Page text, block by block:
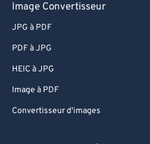
Image Convertisseur
JPG à PDF
PDF à JPG
HEIC à JPG
Image à PDF
Convertisseur d'images